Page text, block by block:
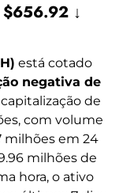
$656.92 ↓
está cotado
negativa de
de
com volume
milhões em 24
milhões de
hora, o ativo